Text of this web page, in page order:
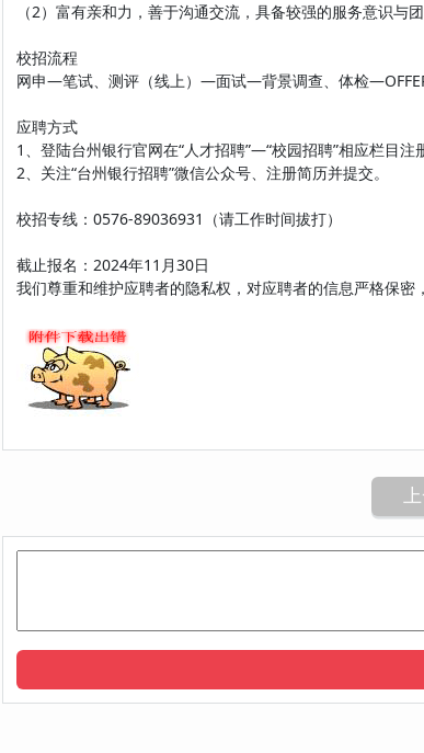
（2）富有亲和力，善于沟通交流，具备较强的服务意识与
校招流程
网申—笔试、测评（线上）—面试—背景调查、体检
应聘方式
1、登陆台州银行官网在“人才招聘”—“校园招聘”相应栏目注
2、关注“台州银行招聘”微信公众号、注册简历并提交。
校招专线：0576-89036931（请工作时间拔打）
截止报名：2024年11月30日
我们尊重和维护应聘者的隐私权，对应聘者的信息严格保密